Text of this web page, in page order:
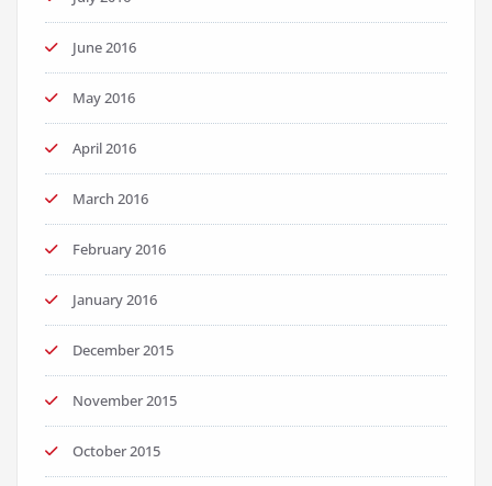
June 2016
May 2016
April 2016
March 2016
February 2016
January 2016
December 2015
November 2015
October 2015